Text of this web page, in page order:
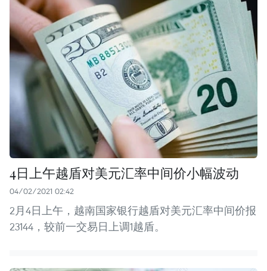
4日上午越盾对美元汇率中间价小幅波动
04/02/2021 02:42
2月4日上午，越南国家银行越盾对美元汇率中间价报
23144，较前一交易日上调1越盾。